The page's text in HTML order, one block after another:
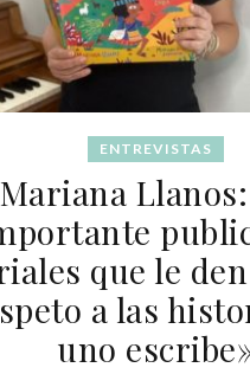
ENTREVISTAS
Mariana
que le
a las
uno